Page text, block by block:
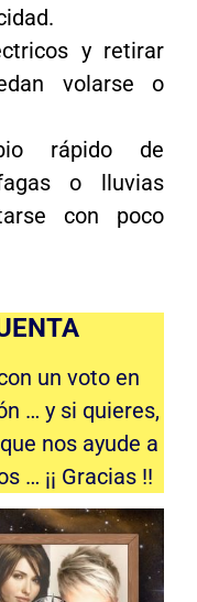
y retirar
volarse o
rápido de
o lluvias
con poco
un voto en
… y si quieres,
nos ayude a
… ¡¡ Gracias !!